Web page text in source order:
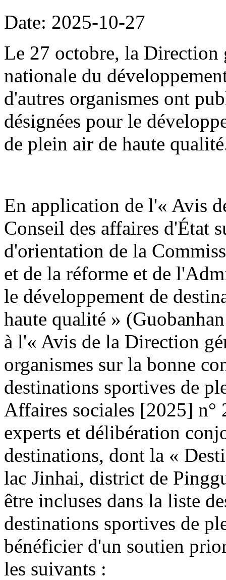
Date: 2025-10-27
Le 27 octobre, la Direction
nationale du
d'autres organismes ont
désignées pour le
de plein air de haute
En application de l'« Avis
Conseil des affaires d'État
d'orientation de la
et de la réforme et de
le développement de
haute qualité »
à l'« Avis de la Direction
organismes sur la bonne
destinations sportives de
Affaires sociales [2025] n°
experts et délibération
destinations, dont la «
lac Jinhai, district de
être incluses dans la liste
destinations sportives de
bénéficier d'un soutien
les suivants :